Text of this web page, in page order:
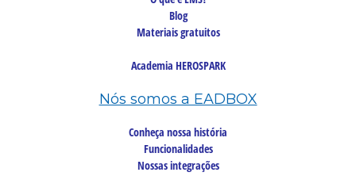
Blog
Materiais gratuitos
Academia HEROSPARK
Nós somos a EADBOX
Conheça nossa história
Funcionalidades
Nossas integrações